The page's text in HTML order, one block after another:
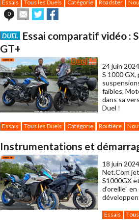
Essais Tous les Duels Catégorie Roadster
0
Envoyer
cet
à
un
ami
Partager
sur sur
DUEL
Essai comparatif vidéo :
GT+
24 juin
S 1000
faibles,
dans sa
Duel !
Essais Tous les Duels Catégorie Routière
Instrumentations et
18 juin
Net.Com
S1000GX
d'oreille"
Essais